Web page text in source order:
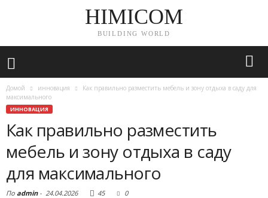
HIMICOM
BUILDING WORLD
Домой инновация
Как правильно разместить мебель и зону отдыха в саду для
максимального
ИННОВАЦИЯ
Как правильно разместить
мебель и зону отдыха в саду
для максимального
По admin- 24.04.2026 45 0